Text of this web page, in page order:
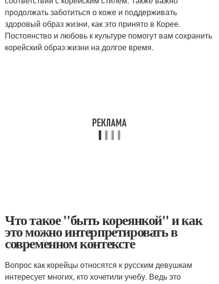
продолжать заботиться о коже и поддерживать
здоровый образ жизни, как это принято в Корее.
Постоянство и любовь к культуре помогут вам сохранить
корейский образ жизни на долгое время.
Что такое "быть кореянкой" и как
это можно интерпретировать в
современном контексте
Вопрос как корейцы относятся к русским девушкам
интересует многих, кто хочетили учебу. Ведь это